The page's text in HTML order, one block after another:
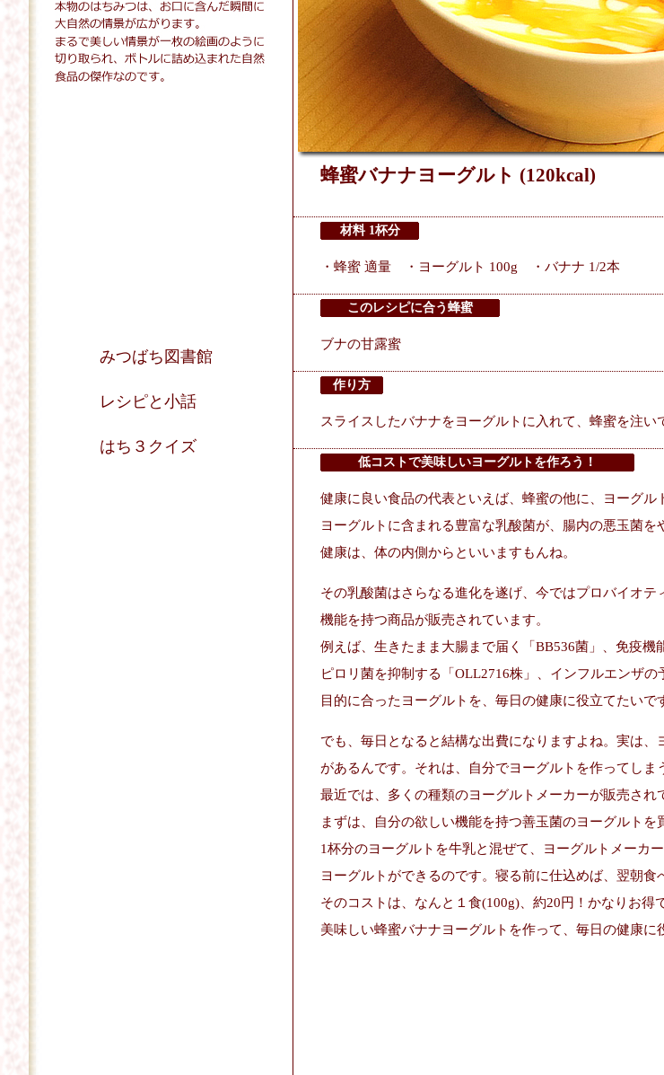
みつばち図書館
レシピと小話
はち３クイズ
蜂蜜バナナヨーグルト (120kcal)
材料 1杯分
・蜂蜜 適量 ・ヨーグルト 100g ・バナナ 1/2本
このレシピに合う蜂蜜
ブナの甘露蜜
作り方
スライスしたバナナをヨーグルトに入れて、蜂蜜を注い
低コストで美味しいヨーグルトを作ろう！
健康に良い食品の代表といえば、蜂蜜の他に、ヨーグル
ヨーグルトに含まれる豊富な乳酸菌が、腸内の悪玉菌を
健康は、体の内側からといいますもんね。
その乳酸菌はさらなる進化を遂げ、今ではプロバイオ
機能を持つ商品が販売されています。
例えば、生きたまま大腸まで届く「BB536菌」、免疫機
ピロリ菌を抑制する「OLL2716株」、インフルエンザ
目的に合ったヨーグルトを、毎日の健康に役立てたいで
でも、毎日となると結構な出費になりますよね。実は
があるんです。それは、自分でヨーグルトを作ってしま
最近では、多くの種類のヨーグルトメーカーが販売され
まずは、自分の欲しい機能を持つ善玉菌のヨーグルト
1杯分のヨーグルトを牛乳と混ぜて、ヨーグルトメーカ
ヨーグルトができるのです。寝る前に仕込めば、翌朝食
そのコストは、なんと１食(100g)、約20円！かなりお得
美味しい蜂蜜バナナヨーグルトを作って、毎日の健康に